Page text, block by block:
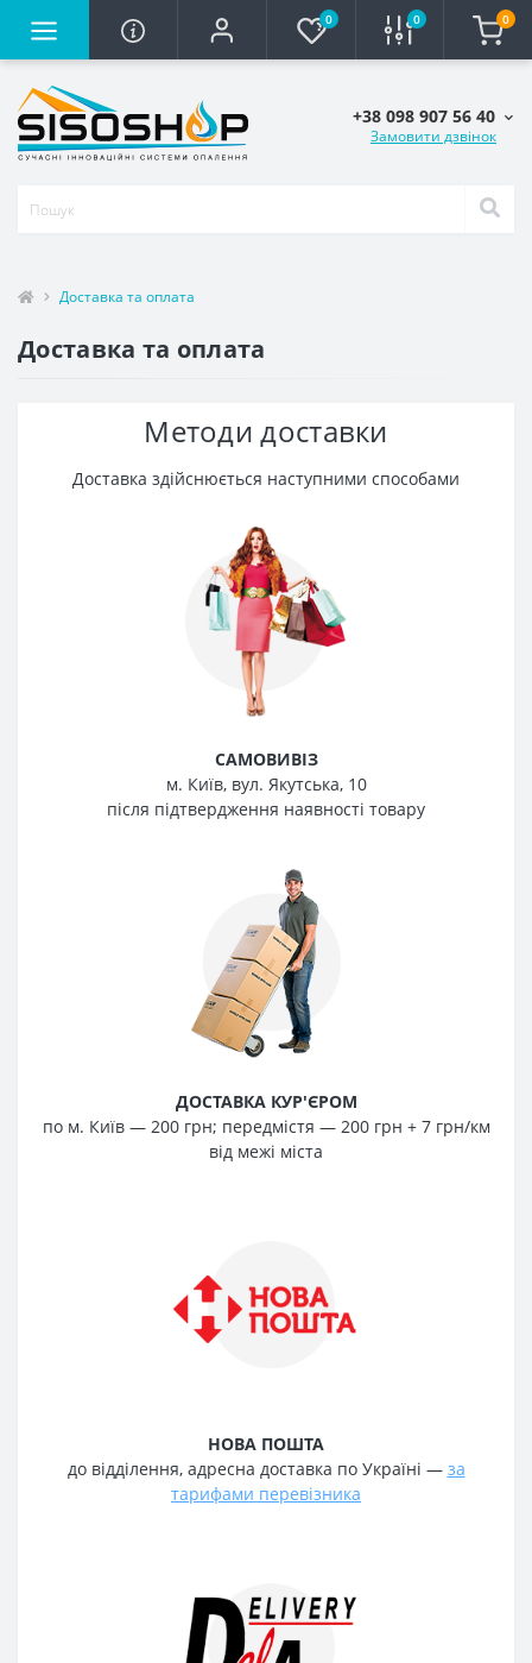
0 0 0
+38 098 907 56 40
Замовити дзвінок
Доставка та оплата
Доставка та оплата
Методи доставки
Доставка здійснюється наступними способами
САМОВИВІЗ
м. Київ, вул. Якутська, 10
після підтвердження наявності товару
ДОСТАВКА КУР'ЄРОМ
по м. Київ — 200 грн; передмістя — 200 грн + 7 грн/км
від межі міста
НОВА ПОШТА
до відділення, адресна доставка по Україні — за
тарифами перевізника